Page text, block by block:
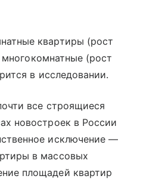
квартиры (рост
(рост
в исследовании.
все строящиеся
новостроек в России
исключение —
в массовых
площадей квартир